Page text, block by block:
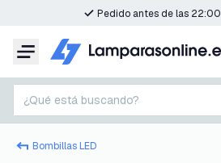
Pedido antes de las 22:00
Menú
¿Qué está buscando?
Bombillas LED